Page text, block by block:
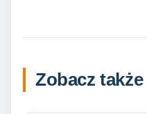
Zobacz także